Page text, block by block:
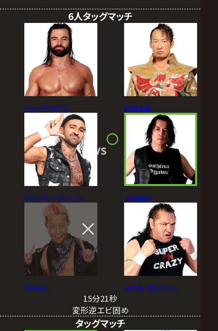
6人タッグマッチ
ジャック・モリス
アンソニー・グリーン
YO-HEY
VS
丸藤正道
小川良成
スペル・クレイジー
15分21秒
変形逆エビ固め
タッグマッチ